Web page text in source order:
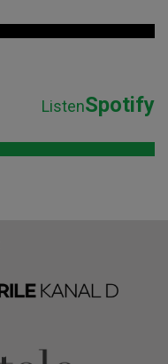
ListenSpotify